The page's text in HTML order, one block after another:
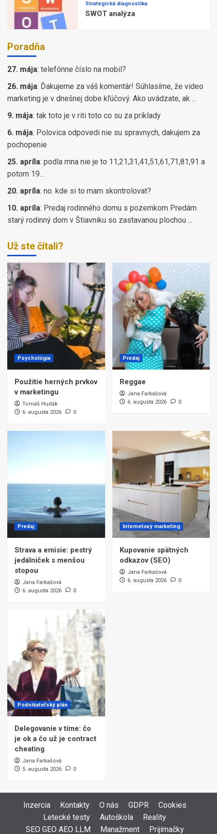
Strategická diagnostika
SWOT analýza
Poradňa
27. mája: telefónne číslo na mobil?
26. mája: Ďakujeme za váš komentár! Súhlasíme, že video
marketing je v dnešnej dobe kľúčový. Ako uvádzate, ak ...
9. mája: tak toto je v riti toto co su za priklady
6. mája: Polovica odpovedi nie su spravnych, dakujem za
pochopenie
25. apríla: podla mna nie je to 11,21,31,41,51,61,71,81,91 a
potom 19...
20. apríla: no. kde si to mam skontrolovat?
10. apríla: Predaj rodinného domu s pozemkom Predám
starý rodinný dom v Štiavniku so zastavanou plochou ...
Už ste čítali?
Psychológia
Použitie herných prvkov
v marketingu
Tomáš Hudák
6. augusta 2026
0
Predaj
Reggae
Jana Farkašová
6. augusta 2026
0
Predaj
Strava a emisie: pestrý
jedálniček s menšou
stopou
Jana Farkašová
6. augusta 2026
0
Internetový marketing
Kupovanie spätných
odkazov (SEO)
Jana Farkašová
6. augusta 2026
0
Podnikateľský plán
Delegovanie v tíme: čo
je ok a čo už je contract
cheating
Jana Farkašová
5. augusta 2026
0
Inzercia Kontakty O nás GDPR
Cookies
Letecké testy
Autoškola
Reality
SEO GEO AEO LLM
Manažment Prijímačky